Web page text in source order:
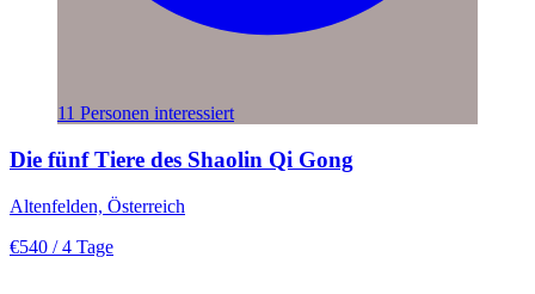
11 Personen interessiert
Die fünf Tiere des Shaolin Qi Gong
Altenfelden, Österreich
€540 / 4 Tage